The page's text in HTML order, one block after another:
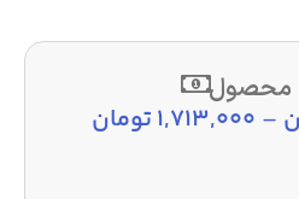
محصول
–
1,713,000تومان